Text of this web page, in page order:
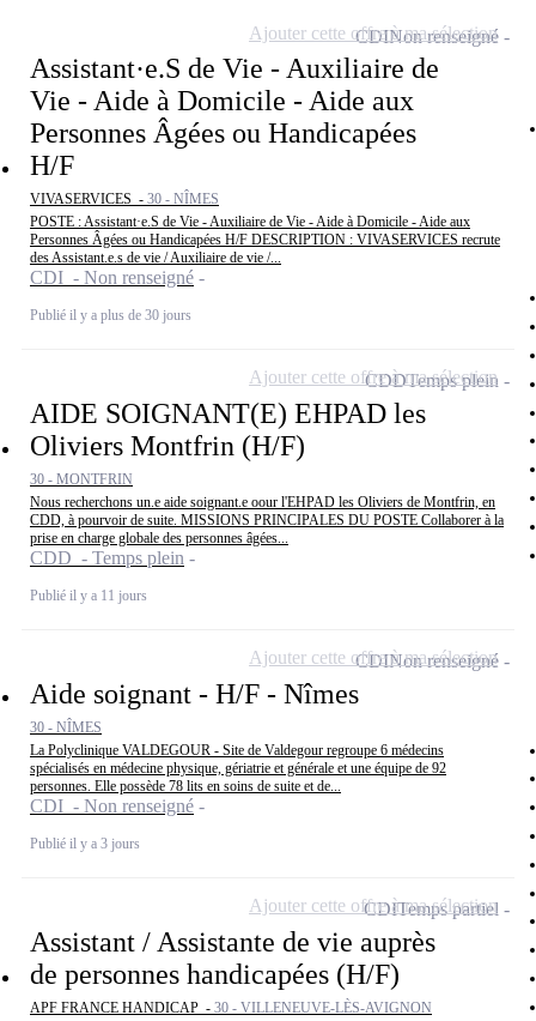
Assistant·e.S de Vie - Auxiliaire de
Vie - Aide à Domicile - Aide aux
Personnes Âgées ou Handicapées
H/F
VIVASERVICES - 30 - NÎMES
POSTE : Assistant·e.S de Vie - Auxiliaire de Vie - Aide à Domicile - Aide aux
Personnes Âgées ou Handicapées H/F DESCRIPTION : VIVASERVICES recrute
des Assistant.e.s de vie / Auxiliaire de vie /...
CDI - Non renseigné
Publié il y a plus de 30 jours
CDINon renseigné
Ajouter cette offre à ma sélection
AIDE SOIGNANT(E) EHPAD les
Oliviers Montfrin (H/F)
30 - MONTFRIN
Nous recherchons un.e aide soignant.e oour l'EHPAD les Oliviers de Montfrin, en
CDD, à pourvoir de suite. MISSIONS PRINCIPALES DU POSTE Collaborer à la
prise en charge globale des personnes âgées...
CDD - Temps plein
Publié il y a 11 jours
CDDTemps plein
Ajouter cette offre à ma sélection
Aide soignant - H/F - Nîmes
30 - NÎMES
La Polyclinique VALDEGOUR - Site de Valdegour regroupe 6 médecins
spécialisés en médecine physique, gériatrie et générale et une équipe de 92
personnes. Elle possède 78 lits en soins de suite et de...
CDI - Non renseigné
Publié il y a 3 jours
CDINon renseigné
Ajouter cette offre à ma sélection
Assistant / Assistante de vie auprès
de personnes handicapées (H/F)
APF FRANCE HANDICAP - 30 - VILLENEUVE-LÈS-AVIGNON
CDITemps partiel
Ajouter cette offre à ma sélection